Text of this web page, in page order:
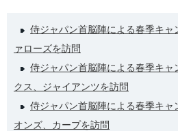
侍ジャパン首脳陣による春季キャ
ァローズを訪問
侍ジャパン首脳陣による春季キ
クス、ジャイアンツを訪問
侍ジャパン首脳陣による春季キャ
オンズ、カープを訪問